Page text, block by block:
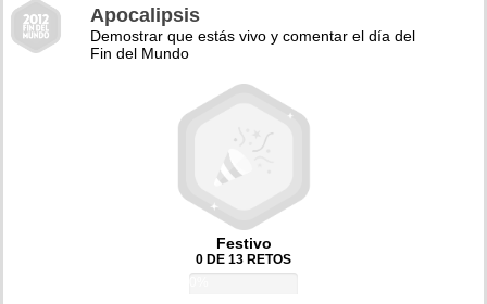
Apocalipsis
Demostrar que estás vivo y comentar el día del
Fin del Mundo
Festivo
0 DE 13 RETOS